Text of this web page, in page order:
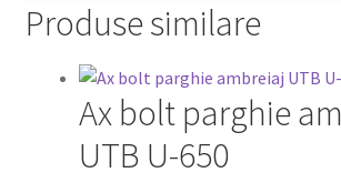
Produse similare
Ax bolt parghie
UTB U-650